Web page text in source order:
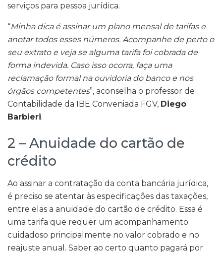
serviços para pessoa jurídica.
“Minha dica é assinar um plano mensal de tarifas e
anotar todos esses números. Acompanhe de perto o
seu extrato e veja se alguma tarifa foi cobrada de
forma indevida. Caso isso ocorra, faça uma
reclamação formal na ouvidoria do banco e nos
órgãos competentes”, aconselha o professor de
Contabilidade da IBE Conveniada FGV, Diego
Barbieri.
2 – Anuidade do cartão de
crédito
Ao assinar a contratação da conta bancária jurídica,
é preciso se atentar às especificações das taxações,
entre elas a anuidade do cartão de crédito. Essa é
uma tarifa que requer um acompanhamento
cuidadoso principalmente no valor cobrado e no
reajuste anual. Saber ao certo quanto pagará por